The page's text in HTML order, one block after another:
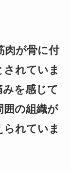
肉が骨に付
れていま
を感じて
囲の組織が
れていま